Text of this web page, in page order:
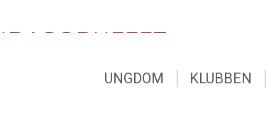
UNGDOM KLUBBEN
STORE SØNDAGS BUFFET